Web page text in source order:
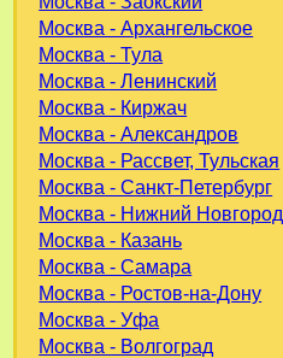
Москва - Архангельское
Москва - Тула
Москва - Ленинский
Москва - Киржач
Москва - Александров
Москва - Рассвет, Тульская
Москва - Санкт-Петербург
Москва - Нижний Новгород
Москва - Казань
Москва - Самара
Москва - Ростов-на-Дону
Москва - Уфа
Москва - Волгоград